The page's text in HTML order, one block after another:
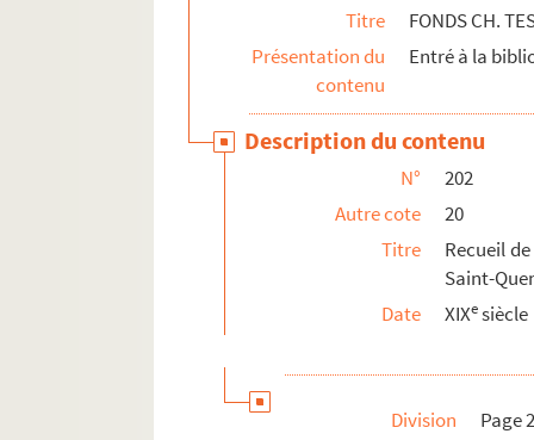
222-224. Trois cartons de pièces des XVI
FONDS CH. GOMART
Titre
FONDS CH.
Présentation du
contenu
Entré à la
Description du contenu
N°
202
Autre cote
20
Titre
Recueil
Saint-
Date
XIXesiècle
Division
Page